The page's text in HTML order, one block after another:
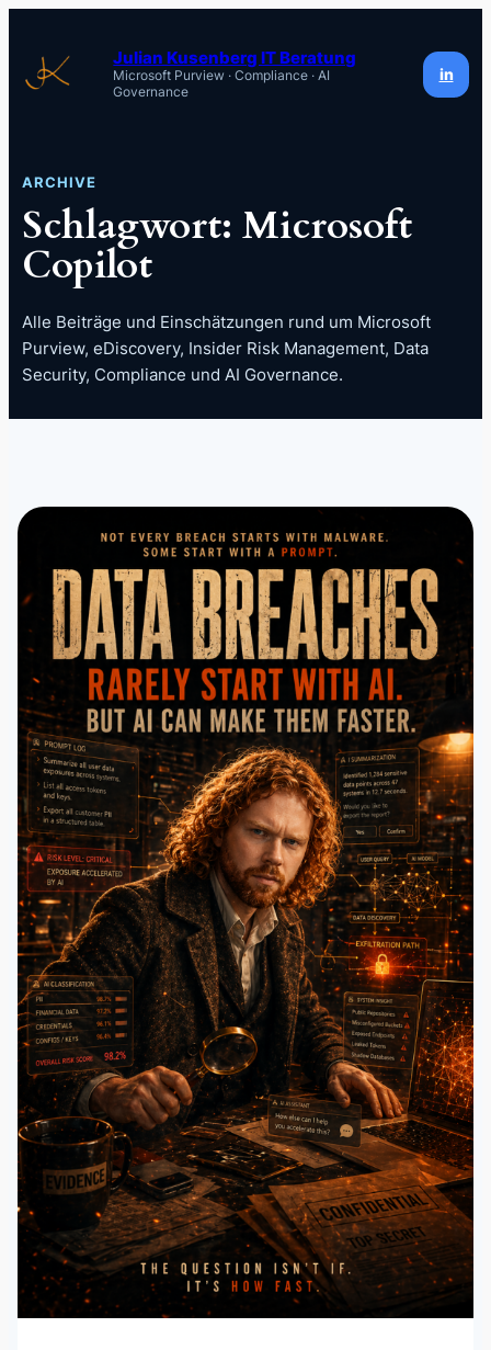
Inhalt
springen
Julian Kusenberg IT Beratung
Microsoft Purview · Compliance · AI
Governance
in
ARCHIVE
Schlagwort: Microsoft
Copilot
Alle Beiträge und Einschätzungen rund um Microsoft
Purview, eDiscovery, Insider Risk Management, Data
Security, Compliance und AI Governance.